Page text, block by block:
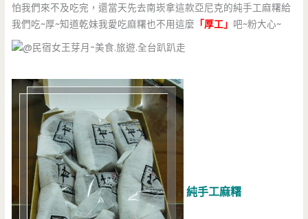
怕我們來不及吃完，還當天先去南崁拿這款亞尼克的純手工麻糬給
我們吃~厚~知道乾妹我愛吃麻糬也不用這麼 「厚工」 吧~粉大心~
純手工麻糬